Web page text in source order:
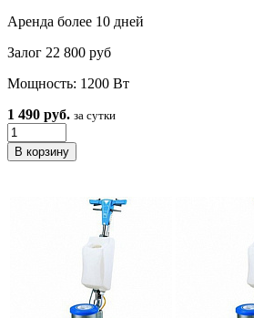
Аренда более 10 дней
Залог 22 800 руб
Мощность: 1200 Вт
1 490 руб. за сутки